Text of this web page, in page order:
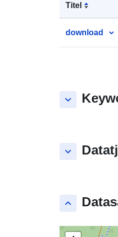
Titel
download
keyboard_arrow_down
keyboard_arrow_down
keyboard_arrow_up